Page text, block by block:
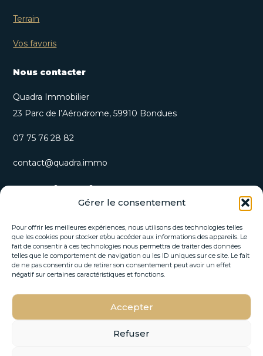
Gérer le consentement
Pour offrir les meilleures expériences, nous utilisons des technologies telles
que les cookies pour stocker et/ou accéder aux informations des appareils. Le
fait de consentir à ces technologies nous permettra de traiter des données
telles que le comportement de navigation ou les ID uniques sur ce site. Le fait
de ne pas consentir ou de retirer son consentement peut avoir un effet
négatif sur certaines caractéristiques et fonctions.
Accepter
Refuser
Terrain
Vos favoris
Nous contacter
Quadra Immobilier
23 Parc de l’Aérodrome, 59910 Bondues
07 75 76 28 82
contact@quadra.immo
S’inscrire à notre newsletter
Recevez nos opportunités immobilières et actualités
directement par email.
E
-
m
i
E
E
-
a